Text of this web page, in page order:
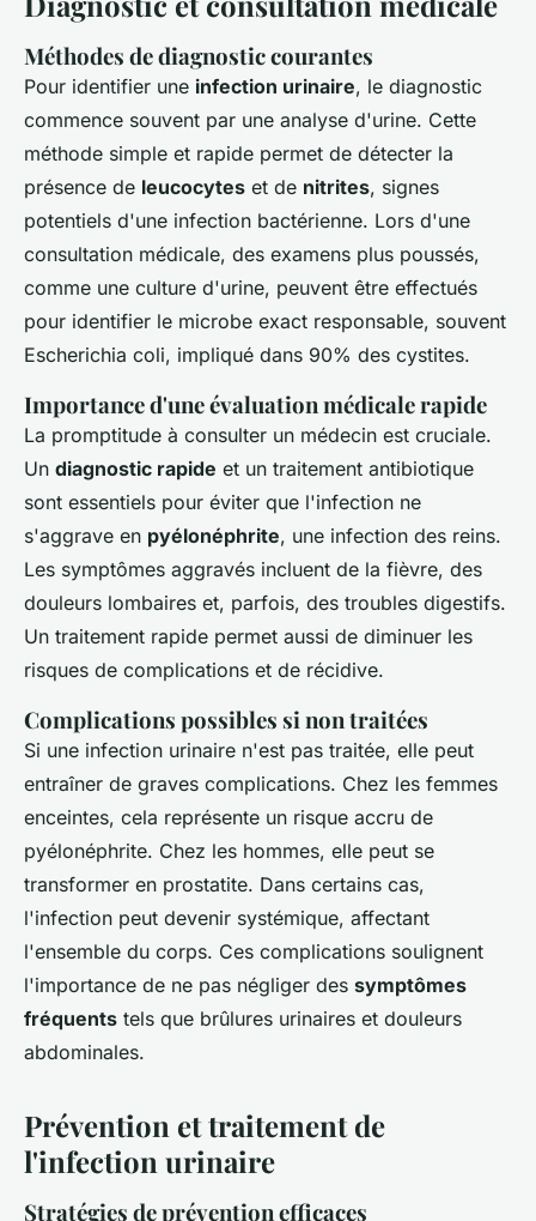
Méthodes de diagnostic courantes
Pour identifier une infection urinaire, le diagnostic
commence souvent par une analyse d'urine. Cette
méthode simple et rapide permet de détecter la
présence de leucocytes et de nitrites, signes
potentiels d'une infection bactérienne. Lors d'une
consultation médicale, des examens plus poussés,
comme une culture d'urine, peuvent être effectués
pour identifier le microbe exact responsable, souvent
Escherichia coli, impliqué dans 90% des cystites.
Importance d'une évaluation médicale rapide
La promptitude à consulter un médecin est cruciale.
Un diagnostic rapide et un traitement antibiotique
sont essentiels pour éviter que l'infection ne
s'aggrave en pyélonéphrite, une infection des reins.
Les symptômes aggravés incluent de la fièvre, des
douleurs lombaires et, parfois, des troubles digestifs.
Un traitement rapide permet aussi de diminuer les
risques de complications et de récidive.
Complications possibles si non traitées
Si une infection urinaire n'est pas traitée, elle peut
entraîner de graves complications. Chez les femmes
enceintes, cela représente un risque accru de
pyélonéphrite. Chez les hommes, elle peut se
transformer en prostatite. Dans certains cas,
l'infection peut devenir systémique, affectant
l'ensemble du corps. Ces complications soulignent
l'importance de ne pas négliger des symptômes
fréquents tels que brûlures urinaires et douleurs
abdominales.
Prévention et traitement de
l'infection urinaire
Stratégies de prévention efficaces